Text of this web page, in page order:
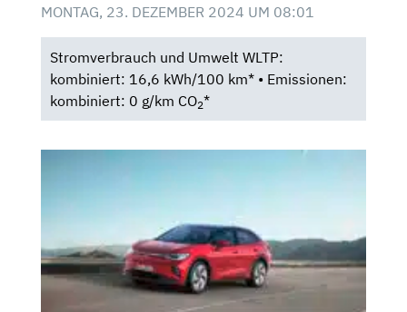
MONTAG, 23. DEZEMBER 2024 UM 08:01
Stromverbrauch und Umwelt WLTP:
kombiniert: 16,6 kWh/100 km* • Emissionen:
kombiniert: 0 g/km CO2*